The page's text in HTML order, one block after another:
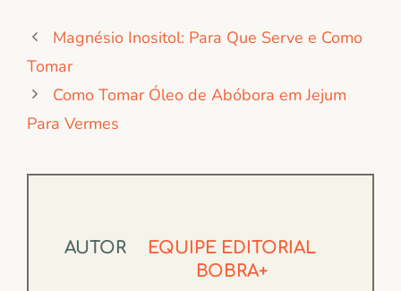
Magnésio Inositol: Para Que Serve e Como
Tomar
Como Tomar Óleo de Abóbora em Jejum
Para Vermes
AUTOR
EQUIPE EDITORIAL
BOBRA+